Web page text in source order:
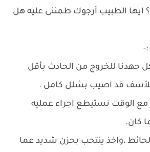
ايها الطبيب أرجوك طمئنى عليه هل
جهدنا للخروج من الحادث بأقل
للأسف قد اصيب بشلل كامل .
مع الوقت نستيطع اجراء عمليه
كان.
،واخذ ينتحب بحزن شديد عما